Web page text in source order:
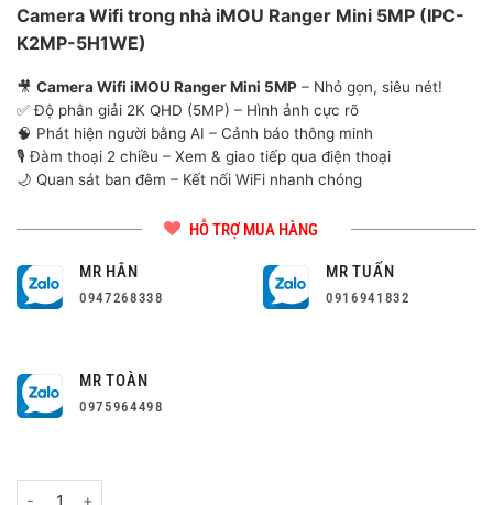
Camera Wifi trong nhà iMOU Ranger Mini 5MP (IPC-
K2MP-5H1WE)
🎥 Camera Wifi iMOU Ranger Mini 5MP – Nhỏ gọn, siêu nét!
✅ Độ phân giải 2K QHD (5MP) – Hình ảnh cực rõ
🧠 Phát hiện người bằng AI – Cảnh báo thông minh
🎙️ Đàm thoại 2 chiều – Xem & giao tiếp qua điện thoại
🌙 Quan sát ban đêm – Kết nối WiFi nhanh chóng
HỖ TRỢ MUA HÀNG
MR HÂN
0947268338
MR TUẤN
0916941832
MR TOÀN
0975964498